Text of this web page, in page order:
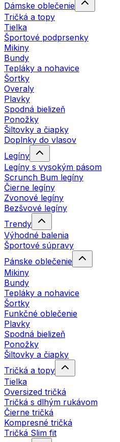
Dámske oblečenie
Tričká a topy
Tielka
Športové podprsenky
Mikiny
Bundy
Tepláky a nohavice
Šortky
Overaly
Plavky
Spodná bielizeň
Ponožky
Šiltovky a čiapky
Doplnky do vlasov
Legíny
Legíny s vysokým pásom
Scrunch Bum legíny
Čierne legíny
Zvonové legíny
Bezšvové legíny
Trendy
Výhodné balenia
Športové súpravy
Pánske oblečenie
Mikiny
Bundy
Tepláky a nohavice
Šortky
Funkčné oblečenie
Plavky
Spodná bielizeň
Ponožky
Šiltovky a čiapky
Tričká a topy
Tielka
Oversized tričká
Tričká s dlhým rukávom
Čierne tričká
Kompresné tričká
Tričká Slim fit